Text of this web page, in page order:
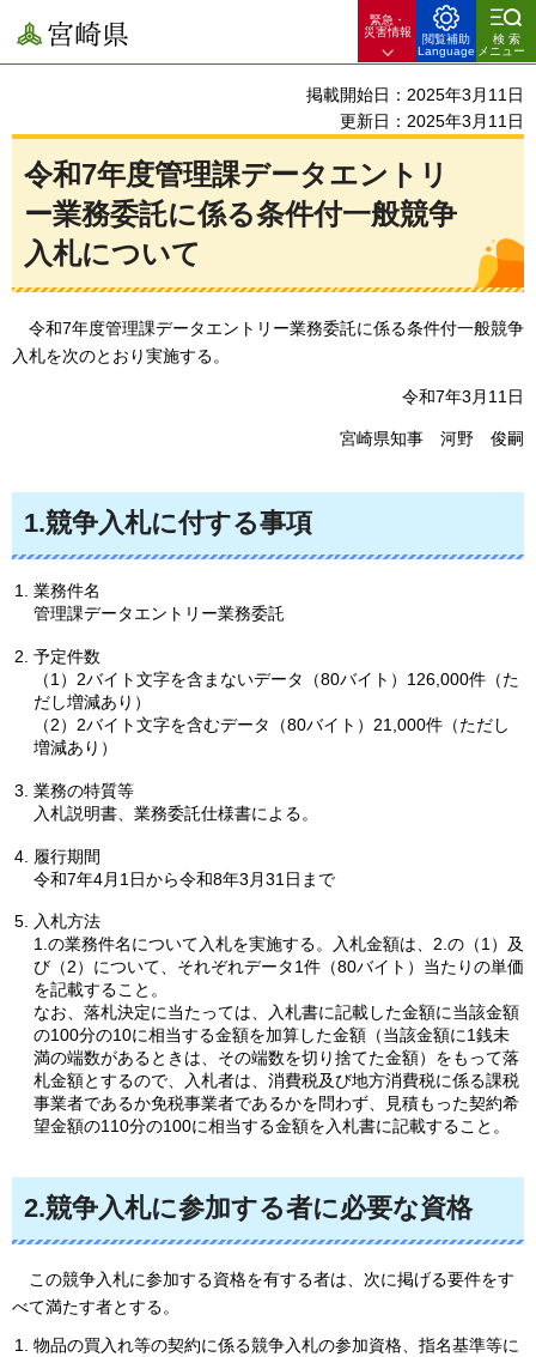
宮崎県
緊急・
災害情報
閲覧補助
Language
検索
メニュー
掲載開始日：2025年3月11日
更新日：2025年3月11日
令和7年度管理課データエントリ
ー業務委託に係る条件付一般競争
入札について
令和7年度管理課データエントリー業務委託に係る条件付一般競争
入札を次のとおり実施する。
令和7年3月11日
宮崎県知事 河野 俊嗣
1.競争入札に付する事項
業務件名
管理課データエントリー業務委託
予定件数
（1）2バイト文字を含まないデータ（80バイト）126,000件（た
だし増減あり）
（2）2バイト文字を含むデータ（80バイト）21,000件（ただし
増減あり）
業務の特質等
入札説明書、業務委託仕様書による。
履行期間
令和7年4月1日から令和8年3月31日まで
入札方法
1.の業務件名について入札を実施する。入札金額は、2.の（1）及
び（2）について、それぞれデータ1件（80バイト）当たりの単価
を記載すること。
なお、落札決定に当たっては、入札書に記載した金額に当該金額
の100分の10に相当する金額を加算した金額（当該金額に1銭未
満の端数があるときは、その端数を切り捨てた金額）をもって落
札金額とするので、入札者は、消費税及び地方消費税に係る課税
事業者であるか免税事業者であるかを問わず、見積もった契約希
望金額の110分の100に相当する金額を入札書に記載すること。
2.競争入札に参加する者に必要な資格
こ の競争入札に参加する資格を有する者は、次に掲げる要件をす
べて満たす者とする。
物品の買入れ等の契約に係る競争入札の参加資格、指名基準等に